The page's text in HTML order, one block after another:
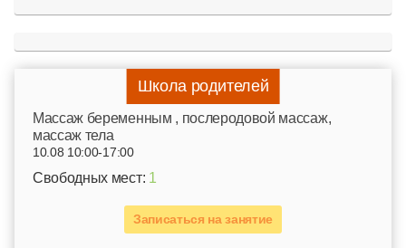
Школа родителей
Mассаж беременным , послеродовой массаж,
массаж тела
10.08 10:00-17:00
Свободных мест: 1
Записаться на занятие